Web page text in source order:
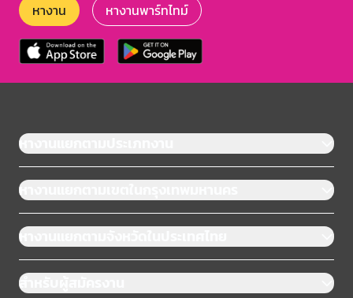
หางาน หางานพาร์ทไทม์
หางานแยกตามประเภทงาน
หางานแยกตามเขตในกรุงเทพมหานคร
หางานแยกตามจังหวัดในประเทศไทย
สำหรับผู้สมัครงาน